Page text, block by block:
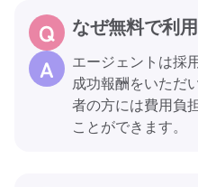
なぜ無料で利
エージェントは採
成功報酬をいただ
者の方には費用負
ことができます。